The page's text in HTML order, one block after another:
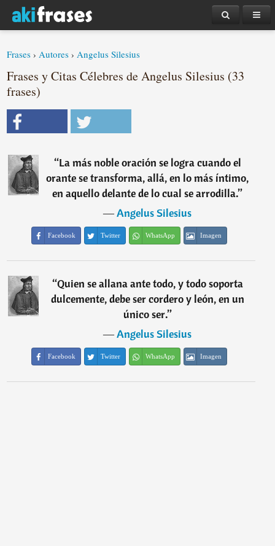
Frases ›Autores ›Angelus Silesius
Frases y Citas Célebres de Angelus Silesius (33
frases)
“La más noble oración se logra cuando el
orante se transforma, allá, en lo más íntimo,
en aquello delante de lo cual se arrodilla.”
―Angelus Silesius
Facebook Twitter WhatsApp Imagen
“Quien se allana ante todo, y todo soporta
dulcemente, debe ser cordero y león, en un
único ser.”
―Angelus Silesius
Facebook Twitter WhatsApp Imagen